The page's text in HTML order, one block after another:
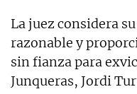
La juez considera
razonable y
sin fianza para
Junqueras, Jordi